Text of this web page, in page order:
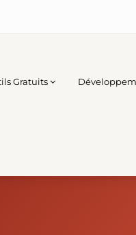
Gratuits